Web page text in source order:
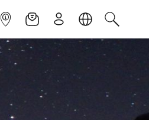
INFOPOINTNEWSLETTER
ISCRIVITILINGUACERCA